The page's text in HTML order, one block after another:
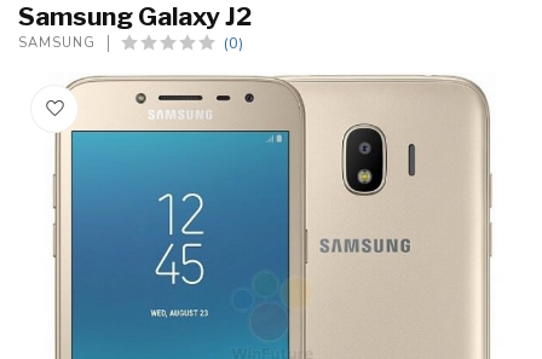
Samsung Galaxy J2
SAMSUNG (0)